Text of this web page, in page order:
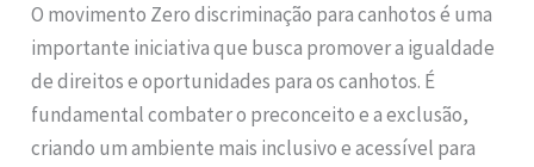
O movimento Zero discriminação para canhotos é uma
importante iniciativa que busca promover a igualdade
de direitos e oportunidades para os canhotos. É
fundamental combater o preconceito e a exclusão,
criando um ambiente mais inclusivo e acessível para